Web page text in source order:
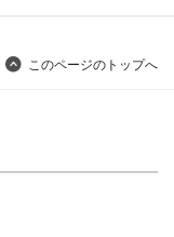
このページのトップへ